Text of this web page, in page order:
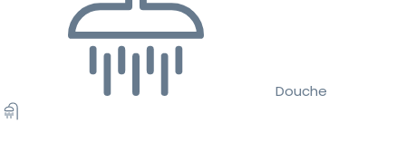
Douche